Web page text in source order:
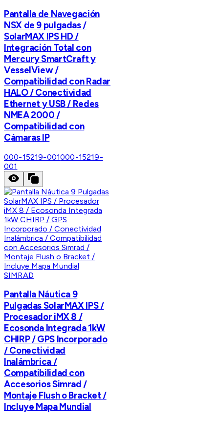
Pantalla de Navegación
NSX de 9 pulgadas /
SolarMAX IPS HD /
Integración Total con
Mercury SmartCraft y
VesselView /
Compatibilidad con Radar
HALO / Conectividad
Ethernet y USB / Redes
NMEA 2000 /
Compatibilidad con
Cámaras IP
000-15219-001000-15219-
001
SIMRAD
Pantalla Náutica 9
Pulgadas SolarMAX IPS /
Procesador iMX 8 /
Ecosonda Integrada 1kW
CHIRP / GPS Incorporado
/ Conectividad
Inalámbrica /
Compatibilidad con
Accesorios Simrad /
Montaje Flush o Bracket /
Incluye Mapa Mundial